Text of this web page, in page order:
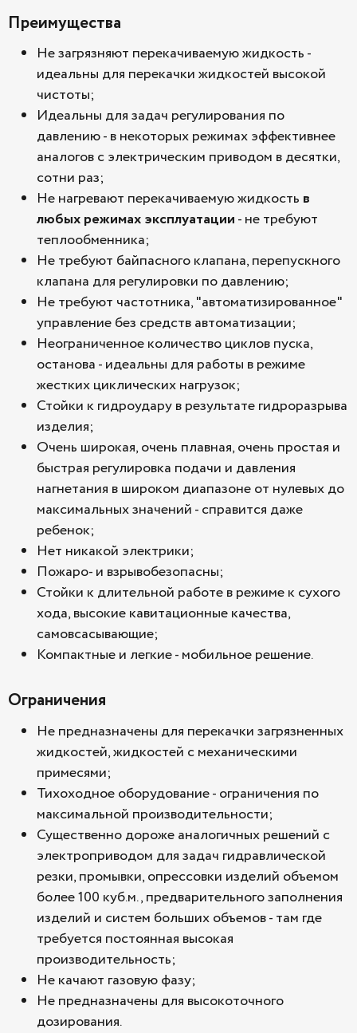
Преимущества
Не загрязняют перекачиваемую жидкость -
идеальны для перекачки жидкостей высокой
чистоты;
Идеальны для задач регулирования по
давлению - в некоторых режимах эффективнее
аналогов с электрическим приводом в десятки,
сотни раз;
Не нагревают перекачиваемую жидкость в
любых режимах эксплуатации- не требуют
теплообменника;
Не требуют байпасного клапана, перепускного
клапана для регулировки по давлению;
Не требуют частотника, "автоматизированное"
управление без средств автоматизации;
Неограниченное количество циклов пуска,
останова - идеальны для работы в режиме
жестких циклических нагрузок;
Стойки к гидроудару в результате гидроразрыва
изделия;
Очень широкая, очень плавная, очень простая и
быстрая регулировка подачи и давления
нагнетания в широком диапазоне от нулевых до
максимальных значений - справится даже
ребенок;
Нет никакой электрики;
Пожаро- и взрывобезопасны;
Стойки к длительной работе в режиме к сухого
хода, высокие кавитационные качества,
самовсасывающие;
Компактные и легкие - мобильное решение.
Ограничения
Не предназначены для перекачки загрязненных
жидкостей, жидкостей с механическими
примесями;
Тихоходное оборудование - ограничения по
максимальной производительности;
Существенно дороже аналогичных решений с
электроприводом для задач гидравлической
резки, промывки, опрессовки изделий объемом
более 100 куб.м., предварительного заполнения
изделий и систем больших объемов - там где
требуется постоянная высокая
производительность;
Не качают газовую фазу;
Не предназначены для высокоточного
дозирования.